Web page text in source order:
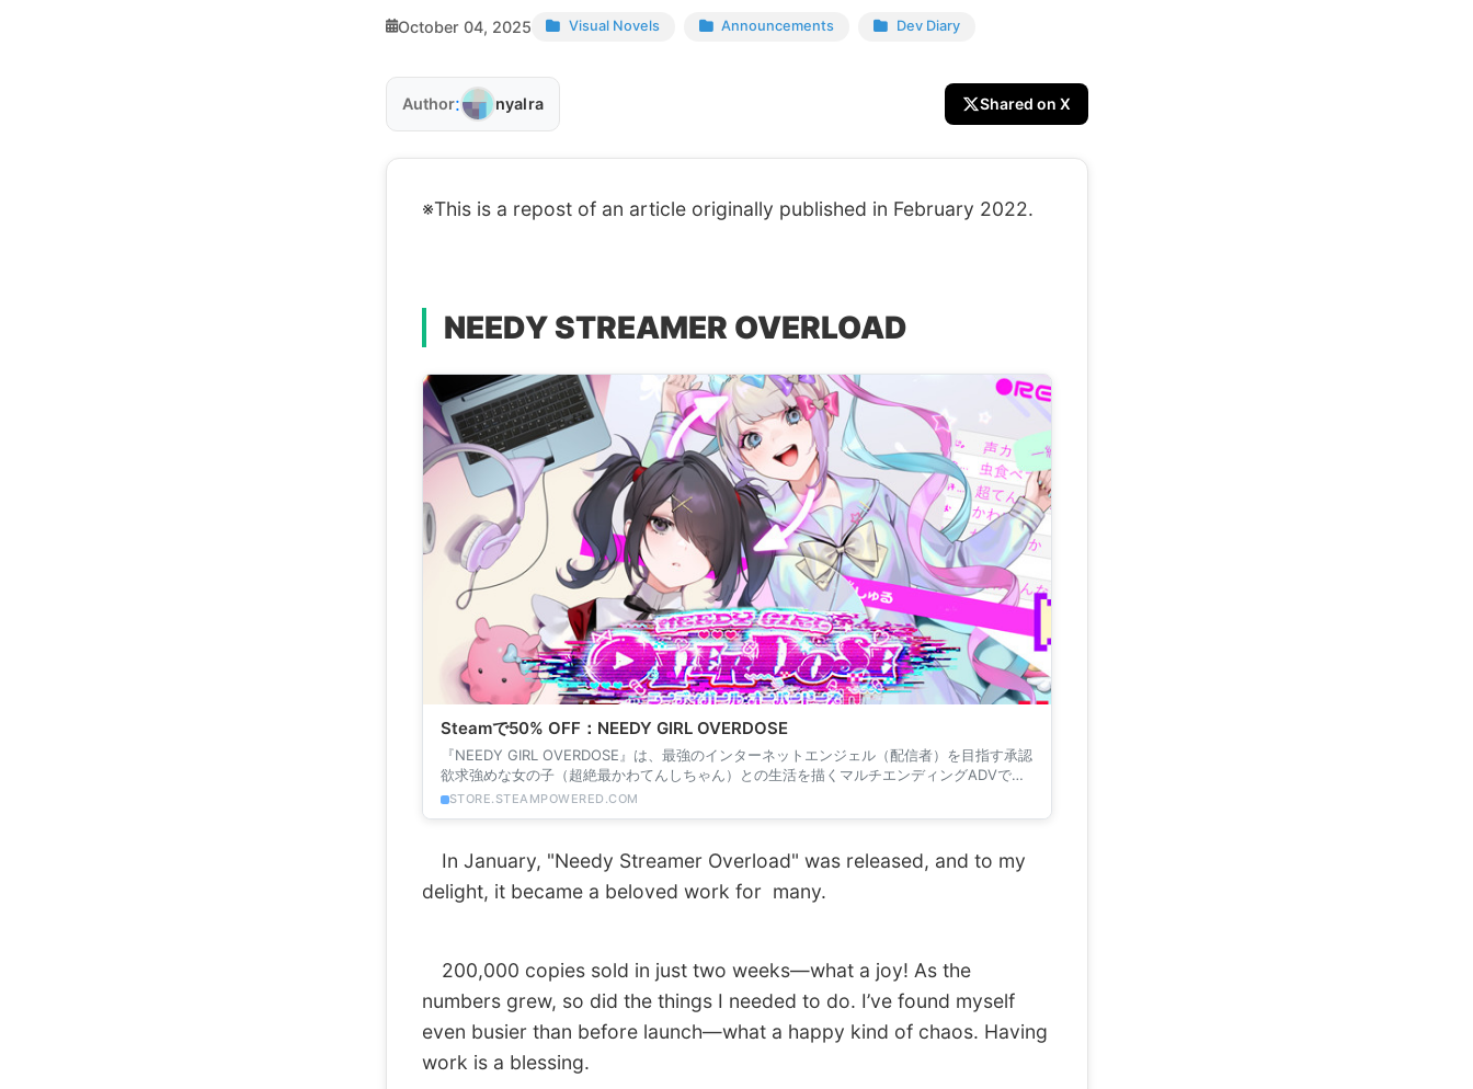
October 04, 2025 Visual Novels Announcements Dev Diary
Author: nyalra Shared on X
※This is a repost of an article originally published in February 2022.
NEEDY STREAMER OVERLOAD
Steamで50% OFF：NEEDY GIRL OVERDOSE
『NEEDY GIRL OVERDOSE』は、最強のインターネットエンジェル（配信者）を目指す承認
欲求強めな女の子（超絶最かわてんしちゃん）との生活を描くマルチエンディングADVで
す。
STORE.STEAMPOWERED.COM
In January, "Needy Streamer Overload" was released, and to my
delight, it became a beloved work for many.
200,000 copies sold in just two weeks—what a joy! As the
numbers grew, so did the things I needed to do. I’ve found myself
even busier than before launch—what a happy kind of chaos. Having
work is a blessing.